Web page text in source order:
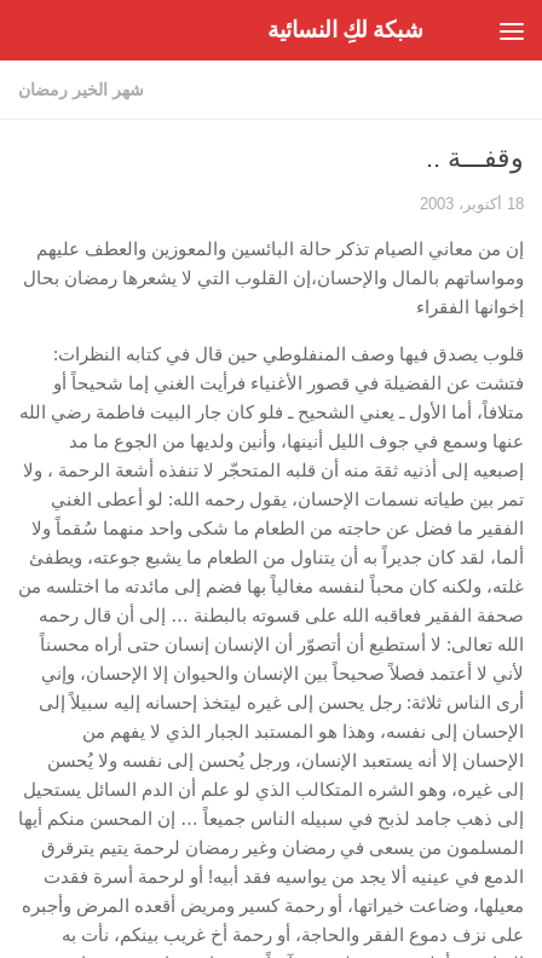
شبكة لكِ النسائية
شهر الخير رمضان
وقفـــة ..
18 أكتوبر، 2003
إن من معاني الصيام تذكر حالة البائسين والمعوزين والعطف عليهم
ومواساتهم بالمال والإحسان،إن القلوب التي لا يشعرها رمضان بحال
إخوانها الفقراء
قلوب يصدق فيها وصف المنفلوطي حين قال في كتابه النظرات:
فتشت عن الفضيلة في قصور الأغنياء فرأيت الغني إما شحيحاً أو
متلافاً، أما الأول ـ يعني الشحيح ـ فلو كان جار البيت فاطمة رضي الله
عنها وسمع في جوف الليل أنينها، وأنين ولديها من الجوع ما مد
إصبعيه إلى أذنيه ثقة منه أن قلبه المتحجّر لا تنفذه أشعة الرحمة ، ولا
تمر بين طياته نسمات الإحسان، يقول رحمه الله: لو أعطى الغني
الفقير ما فضل عن حاجته من الطعام ما شكى واحد منهما سُقماً ولا
ألما، لقد كان جديراً به أن يتناول من الطعام ما يشبع جوعته، ويطفئ
غلته، ولكنه كان محباً لنفسه مغالياً بها فضم إلى مائدته ما اختلسه من
صحفة الفقير فعاقبه الله على قسوته بالبطنة … إلى أن قال رحمه
الله تعالى: لا أستطيع أن أتصوّر أن الإنسان إنسان حتى أراه محسناً
لأني لا أعتمد فصلاً صحيحاً بين الإنسان والحيوان إلا الإحسان، وإني
أرى الناس ثلاثة: رجل يحسن إلى غيره ليتخذ إحسانه إليه سبيلاً إلى
الإحسان إلى نفسه، وهذا هو المستبد الجبار الذي لا يفهم من
الإحسان إلا أنه يستعبد الإنسان، ورجل يُحسن إلى نفسه ولا يُحسن
إلى غيره، وهو الشره المتكالب الذي لو علم أن الدم السائل يستحيل
إلى ذهب جامد لذبح في سبيله الناس جميعاً … إن المحسن منكم أيها
المسلمون من يسعى في رمضان وغير رمضان لرحمة يتيم يترقرق
الدمع في عينيه ألا يجد من يواسيه فقد أبيه! أو لرحمة أسرة فقدت
معيلها، وضاعت خيراتها، أو رحمة كسير ومريض أقعده المرض وأجبره
على نزف دموع الفقر والحاجة، أو رحمة أخ غريب بينكم، نأت به